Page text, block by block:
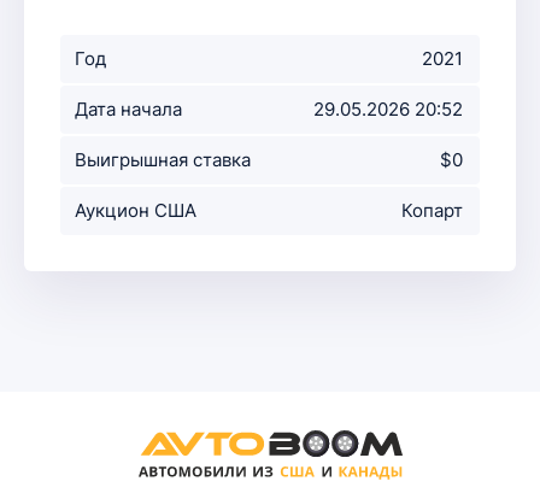
Год 2021
Дата начала
аукциона
29.05.2026 20:52
Выигрышная ставка $0
Аукцион США Копарт